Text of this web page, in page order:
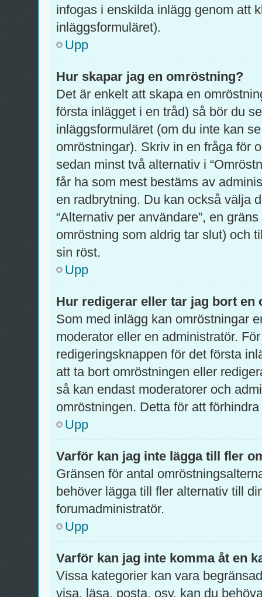
infogas i enskilda inlägg genom att
inläggsformuläret).
Upp
Hur skapar jag en omröstning?
Det är enkelt att skapa en
första inlägget i en tråd) så bör du
inläggsformuläret (om du inte kan
omröstningar). Skriv in en fråga för
sedan minst två alternativ i
får ha som mest bestäms av
en radbrytning. Du kan också välja
“Alternativ per användare”, en
omröstning som aldrig tar slut) och
sin röst.
Upp
Hur redigerar eller tar jag bort en
Som med inlägg kan omröstningar
moderator eller en administratör.
redigeringsknappen för det första
att ta bort omröstningen eller
så kan endast moderatorer och
omröstningen. Detta för att
Upp
Varför kan jag inte lägga till fler
Gränsen för antal
behöver lägga till fler alternativ till
forumadministratör.
Upp
Varför kan jag inte komma åt en
Vissa kategorier kan vara
visa, läsa, posta, osv. kan du